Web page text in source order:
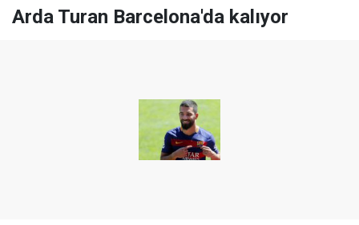
Arda Turan Barcelona'da kalıyor